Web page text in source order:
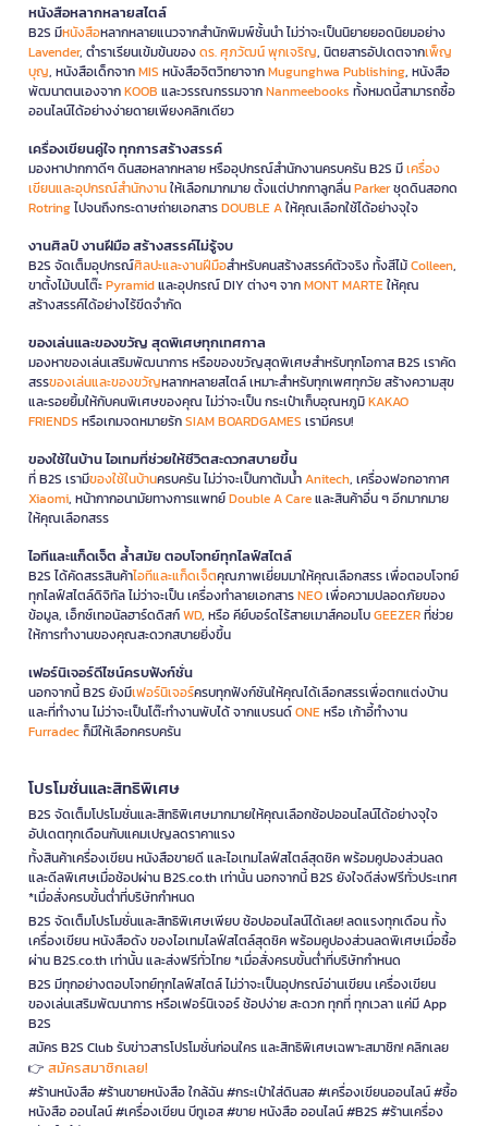
หนังสือหลากหลายสไตล์
B2S มีหนังสือหลากหลายแนวจากสำนักพิมพ์ชั้นนำ ไม่ว่าจะเป็นนิยายยอดนิยมอย่าง
Lavender, ตำราเรียนเข้มข้นของดร. ศุภวัฒน์ พุกเจริญ, นิตยสารอัปเดตจากเพ็ญ
บุญ, หนังสือเด็กจากMIS หนังสือจิตวิทยาจากMugunghwa Publishing, หนังสือ
พัฒนาตนเองจากKOOB และวรรณกรรมจากNanmeebooks ทั้งหมดนี้สามารถซื้อ
ออนไลน์ได้อย่างง่ายดายเพียงคลิกเดียว
เครื่องเขียนคู่ใจ ทุกการสร้างสรรค์
มองหาปากกาดีๆ ดินสอหลากหลาย หรืออุปกรณ์สำนักงานครบครัน B2S มีเครื่อง
เขียนและอุปกรณ์สำนักงานให้เลือกมากมาย ตั้งแต่ปากกาลูกลื่นParkerชุดดินสอกด
Rotringไปจนถึงกระดาษถ่ายเอกสารDOUBLE Aให้คุณเลือกใช้ได้อย่างจุใจ
งานศิลป์ งานฝีมือ สร้างสรรค์ไม่รู้จบ
B2S จัดเต็มอุปกรณ์ศิลปะและงานฝีมือสำหรับคนสร้างสรรค์ตัวจริง ทั้งสีไม้Colleen,
ขาตั้งไม้บนโต๊ะPyramidและอุปกรณ์ DIY ต่างๆ จากMONT MARTEให้คุณ
สร้างสรรค์ได้อย่างไร้ขีดจำกัด
ของเล่นและของขวัญ สุดพิเศษทุกเทศกาล
มองหาของเล่นเสริมพัฒนาการ หรือของขวัญสุดพิเศษสำหรับทุกโอกาส B2S เราคัด
สรรของเล่นและของขวัญหลากหลายสไตล์ เหมาะสำหรับทุกเพศทุกวัย สร้างความสุข
และรอยยิ้มให้กับคนพิเศษของคุณ ไม่ว่าจะเป็น กระเป๋าเก็บอุณหภูมิKAKAO
FRIENDS หรือเกมจดหมายรักSIAM BOARDGAMES เรามีครบ!
ของใช้ในบ้าน ไอเทมที่ช่วยให้ชีวิตสะดวกสบายขึ้น
ที่ B2S เรามีของใช้ในบ้านครบครัน ไม่ว่าจะเป็นกาต้มน้ำAnitech, เครื่องฟอกอากาศ
Xiaomi, หน้ากากอนามัยทางการแพทย์Double A Careและสินค้าอื่น ๆ อีกมากมาย
ให้คุณเลือกสรร
ไอทีและแก็ดเจ็ต ล้ำสมัย ตอบโจทย์ทุกไลฟ์สไตล์
B2S ได้คัดสรรสินค้าไอทีและแก็ดเจ็ตคุณภาพเยี่ยมมาให้คุณเลือกสรร เพื่อตอบโจทย์
ทุกไลฟ์สไตล์ดิจิทัล ไม่ว่าจะเป็น เครื่องทำลายเอกสารNEOเพื่อความปลอดภัยของ
ข้อมูล, เอ็กซ์เทอนัลฮาร์ดดิสก์WD, หรือ คีย์บอร์ดไร้สายเมาส์คอมโบGEEZERที่ช่วย
ให้การทำงานของคุณสะดวกสบายยิ่งขึ้น
เฟอร์นิเจอร์ดีไซน์ครบฟังก์ชั่น
นอกจากนี้ B2S ยังมีเฟอร์นิเจอร์ครบทุกฟังก์ชันให้คุณได้เลือกสรรเพื่อตกแต่งบ้าน
และที่ทำงาน ไม่ว่าจะเป็นโต๊ะทำงานพับได้ จากแบรนด์ONEหรือ เก้าอี้ทำงาน
Furradecก็มีให้เลือกครบครัน
โปรโมชั่นและสิทธิพิเศษ
B2S จัดเต็มโปรโมชั่นและสิทธิพิเศษมากมายให้คุณเลือกช้อปออนไลน์ได้อย่างจุใจ
อัปเดตทุกเดือนกับแคมเปญลดราคาแรง
ทั้งสินค้าเครื่องเขียน หนังสือขายดี และไอเทมไลฟ์สไตล์สุดชิค พร้อมคูปองส่วนลด
และดีลพิเศษเมื่อช้อปผ่าน B2S.co.th เท่านั้น นอกจากนี้ B2S ยังใจดีส่งฟรีทั่วประเทศ
*เมื่อสั่งครบขั้นต่ำที่บริษัทกำหนด
B2S จัดเต็มโปรโมชั่นและสิทธิพิเศษเพียบ ช้อปออนไลน์ได้เลย! ลดแรงทุกเดือน ทั้ง
เครื่องเขียน หนังสือดัง ของไอเทมไลฟ์สไตล์สุดชิค พร้อมคูปองส่วนลดพิเศษเมื่อซื้อ
ผ่าน B2S.co.th เท่านั้น และส่งฟรีทั่วไทย *เมื่อสั่งครบขั้นต่ำที่บริษัทกำหนด
B2S มีทุกอย่างตอบโจทย์ทุกไลฟ์สไตล์ ไม่ว่าจะเป็นอุปกรณ์อ่านเขียน เครื่องเขียน
ของเล่นเสริมพัฒนาการ หรือเฟอร์นิเจอร์ ช้อปง่าย สะดวก ทุกที่ ทุกเวลา แค่มี App
B2S
สมัคร B2S Club รับข่าวสารโปรโมชั่นก่อนใคร และสิทธิพิเศษเฉพาะสมาชิก! คลิกเลย
👉 สมัครสมาชิกเลย!
#ร้านหนังสือ #ร้านขายหนังสือ ใกล้ฉัน #กระเป๋าใส่ดินสอ #เครื่องเขียนออนไลน์ #ซื้อ
หนังสือ ออนไลน์ #เครื่องเขียน บีทูเอส #ขาย หนังสือ ออนไลน์ #B2S #ร้านเครื่อง